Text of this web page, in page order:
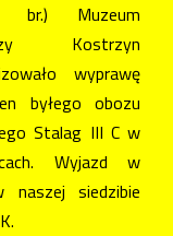
br.) Muzeum
Kostrzyn
wyprawę
byłego obozu
Stalag III C w
Wyjazd w
naszej siedzibie